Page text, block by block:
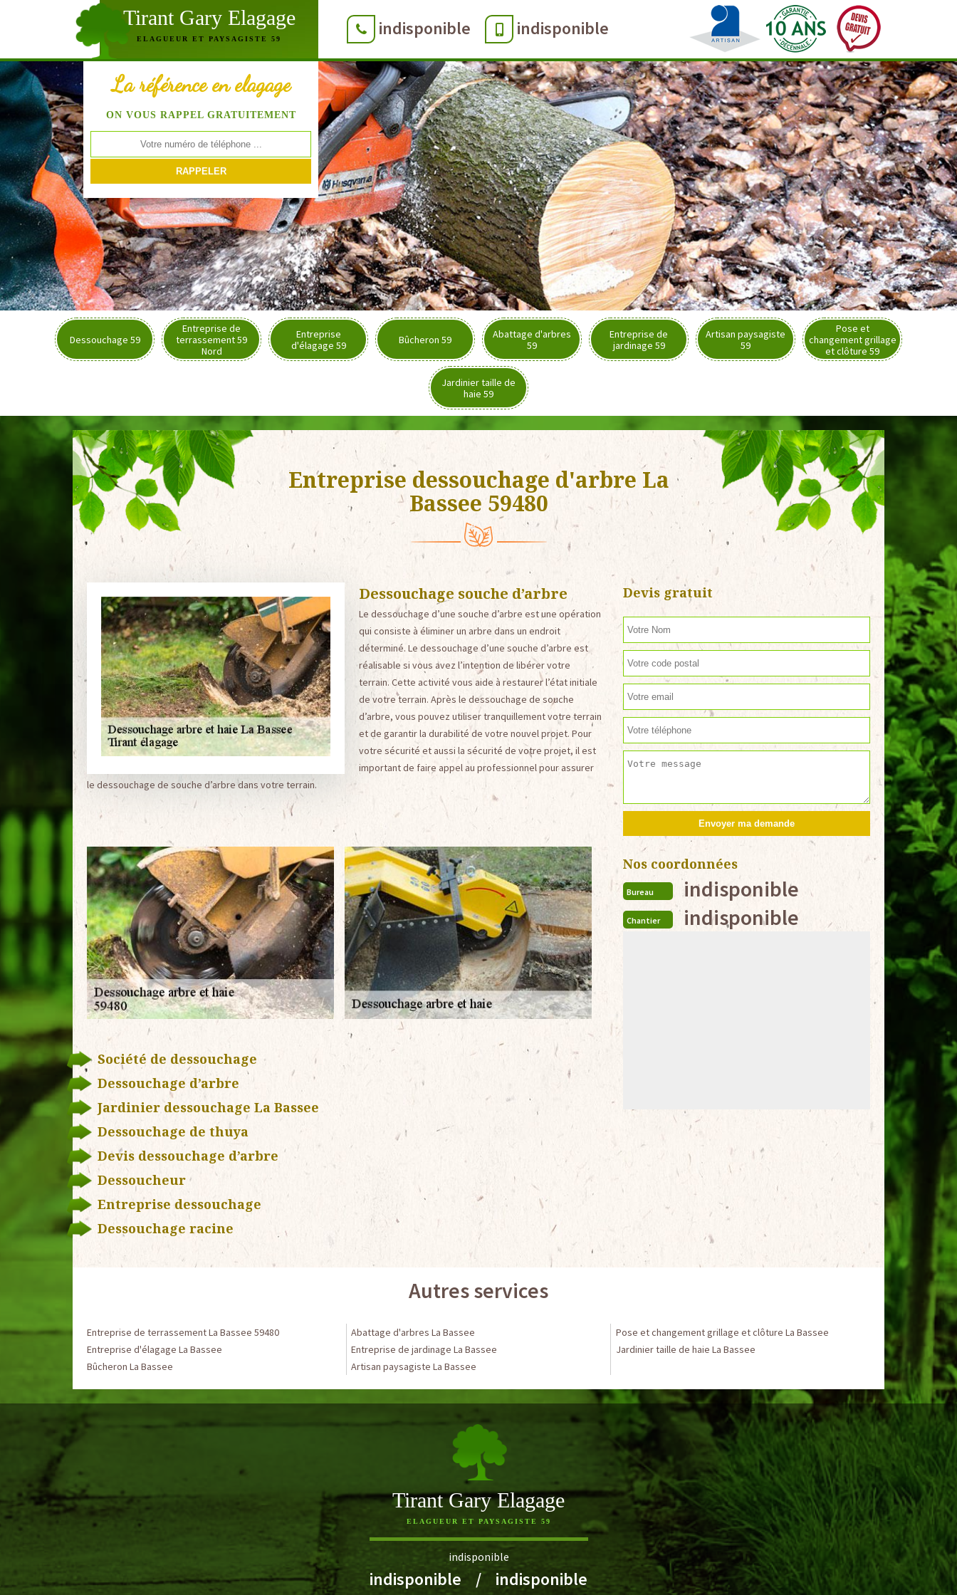
Tirant Gary Elagage
ELAGUEUR ET PAYSAGISTE 59 indisponible indisponible
La référence en elagage
ON VOUS RAPPEL GRATUITEMENT
Dessouchage 59
Entreprise de
terrassement 59
Nord
Entreprise
d'élagage 59
Bûcheron 59
Abattage d'arbres
59
Entreprise de
jardinage 59
Artisan paysagiste
59
Pose et
changement grillage
et clôture 59
Jardinier taille de
haie 59
Entreprise dessouchage d'arbre La
Bassee 59480
Dessouchage souche d’arbre
Le dessouchage d’une souche d’arbre est une opération
qui consiste à éliminer un arbre dans un endroit
déterminé. Le dessouchage d’une souche d’arbre est
réalisable si vous avez l’intention de libérer votre
terrain. Cette activité vous aide à restaurer l’état initiale
de votre terrain. Après le dessouchage de souche
d’arbre, vous pouvez utiliser tranquillement votre terrain
et de garantir la durabilité de votre nouvel projet. Pour
votre sécurité et aussi la sécurité de votre projet, il est
important de faire appel au professionnel pour assurer
le dessouchage de souche d’arbre dans votre terrain.
Société de dessouchage
Dessouchage d’arbre
Jardinier dessouchage La Bassee
Dessouchage de thuya
Devis dessouchage d’arbre
Dessoucheur
Entreprise dessouchage
Dessouchage racine
Devis gratuit
Nos coordonnées
Bureau indisponible
Chantier indisponible
Autres services
Entreprise de terrassement La Bassee 59480
Entreprise d'élagage La Bassee
Bûcheron La Bassee
Abattage d'arbres La Bassee
Entreprise de jardinage La Bassee
Artisan paysagiste La Bassee
Pose et changement grillage et clôture La Bassee
Jardinier taille de haie La Bassee
Tirant Gary Elagage
ELAGUEUR ET PAYSAGISTE 59
indisponible
indisponible / indisponible